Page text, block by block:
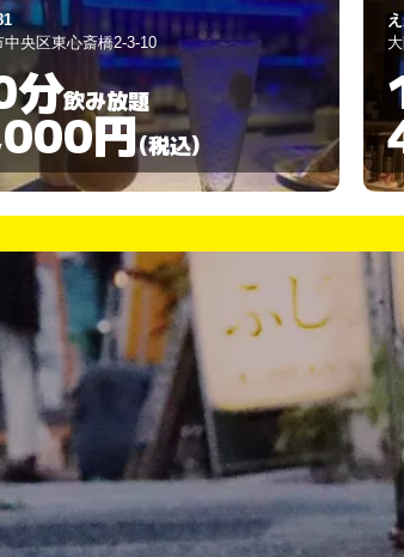
咲く
中央区東心斎橋1-5-22
分飲み放題
円(税込)